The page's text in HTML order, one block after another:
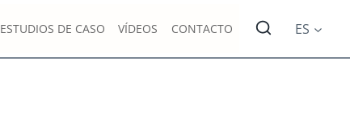
ESTUDIOS DE CASO VÍDEOS CONTACTO ES